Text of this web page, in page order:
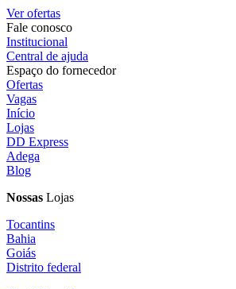
Ver ofertas
Fale conosco
Institucional
Central de ajuda
Espaço do fornecedor
Ofertas
Vagas
Início
Lojas
DD Express
Adega
Blog
Nossas Lojas
Tocantins
Bahia
Goiás
Distrito federal